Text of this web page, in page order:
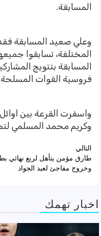
المسابقة.
المختلفة، تسابقوا
المسابقة بتتويج
فروسية القوات المسلحة
واسفرت القرعة بين
وكريم محمد المسلمي
تصفّح
المقالات
التالي
طارق مؤمن يتأهل لربع نهائي
وخروج مفاجئ لعبد الجواد
اخبار تهمك